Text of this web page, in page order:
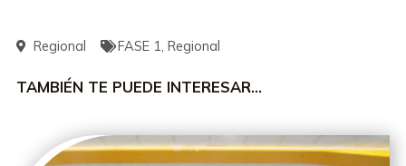
Regional FASE 1, Regional
TAMBIÉN TE PUEDE INTERESAR…